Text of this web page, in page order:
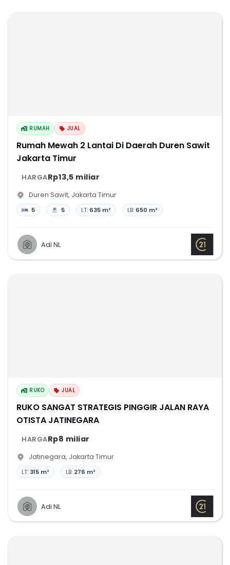
RUMAH JUAL
Rumah Mewah 2 Lantai Di Daerah Duren Sawit
Jakarta Timur
HARGARp13,5 miliar
Duren Sawit, Jakarta Timur
5 5 LT: 635 m² LB: 650 m²
Adi NL
RUKO JUAL
RUKO SANGAT STRATEGIS PINGGIR JALAN RAYA
OTISTA JATINEGARA
HARGARp8 miliar
Jatinegara, Jakarta Timur
LT: 315 m² LB: 276 m²
Adi NL